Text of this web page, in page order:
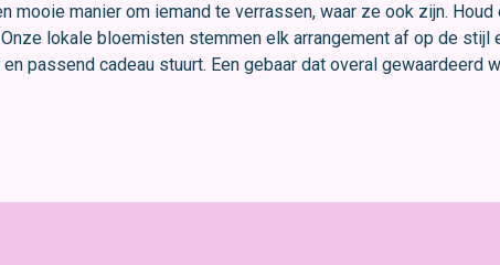
mooie manier om iemand te verrassen, waar ze ook zijn.
lokale bloemisten stemmen elk arrangement af op de stijl
passend cadeau stuurt. Een gebaar dat overal gewaardeerd